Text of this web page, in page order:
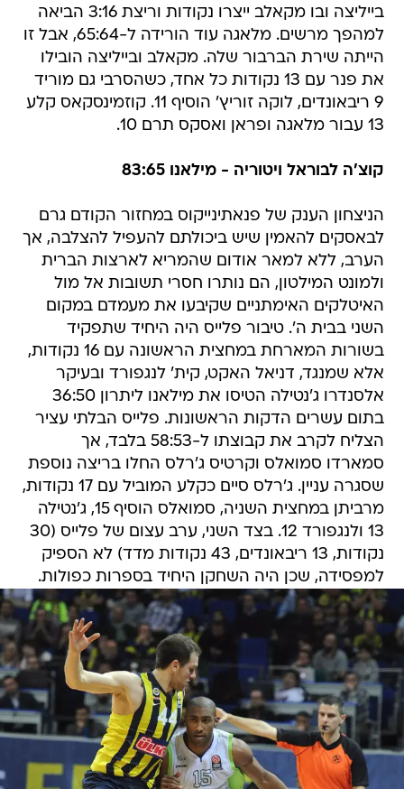
בייליצה ובו מקאלב ייצרו נקודות וריצת 3:16 הביאה
למהפך מרשים. מלאגה עוד הורידה ל-65:64, אבל זו
הייתה שירת הברבור שלה. מקאלב ובייליצה הובילו
את פנר עם 13 נקודות כל אחד, כשהסרבי גם מוריד
9 ריבאונדים, לוקה זוריץ' הוסיף 11. קוזמינסקאס קלע
13 עבור מלאגה ופראן ואסקס תרם 10.
קוצ'ה לבוראל ויטוריה - מילאנו 83:65
הניצחון הענק של פנאתינייקוס במחזור הקודם גרם
לבאסקים להאמין שיש ביכולתם להעפיל להצלבה, אך
הערב, ללא למאר אודום שהמריא לארצות הברית
ולמונט המילטון, הם נותרו חסרי תשובות אל מול
האיטלקים האימתניים שקיבעו את מעמדם במקום
השני בבית ה'. טיבור פלייס היה היחיד שתפקיד
בשורות המארחת במחצית הראשונה עם 16 נקודות,
אלא שמנגד, דניאל האקט, קית' לנגפורד ובעיקר
אלסנדרו ג'נטילה הטיסו את מילאנו ליתרון 36:50
בתום עשרים הדקות הראשונות. פלייס הבלתי עציר
הצליח לקרב את קבוצתו ל-58:53 בלבד, אך
סמארדו סמואלס וקרטיס ג'רלס החלו בריצה נוספת
שסגרה עניין. ג'רלס סיים כקלע המוביל עם 17 נקודות,
מרביתן במחצית השניה, סמואלס הוסיף 15, ג'נטילה
13 ולנגפורד 12. בצד השני, ערב עצום של פלייס (30
נקודות, 13 ריבאונדים, 43 נקודות מדד) לא הספיק
למפסידה, שכן היה השחקן היחיד בספרות כפולות.